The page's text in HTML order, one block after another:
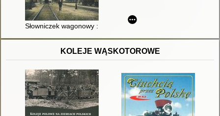
Słowniczek wagonowy : odbitka z "Mechanika"
KOLEJE WĄSKOTOROWE